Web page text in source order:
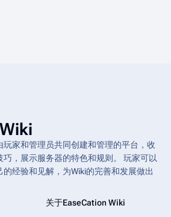
玩家和管理员共同创建和管理的平台，收
，展示服务器的特色和规则。 玩家可以
经验和见解，为Wiki的完善和发展做出
关于EaseCation Wiki